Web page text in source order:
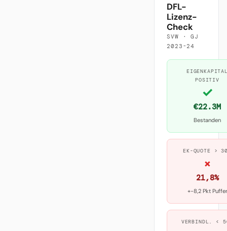
DFL-
Lizenz-
Check
SVW · GJ
2023-24
POSITIV
✓
€22.3M
Bestanden
EK-QUOTE >
×
21,8%
+-8,2 Pkt Puffer
VERBINDL. <